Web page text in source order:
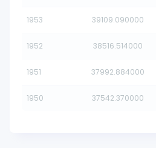
1953 39109.090000
1952 38516.514000
1951 37992.884000
1950 37542.370000